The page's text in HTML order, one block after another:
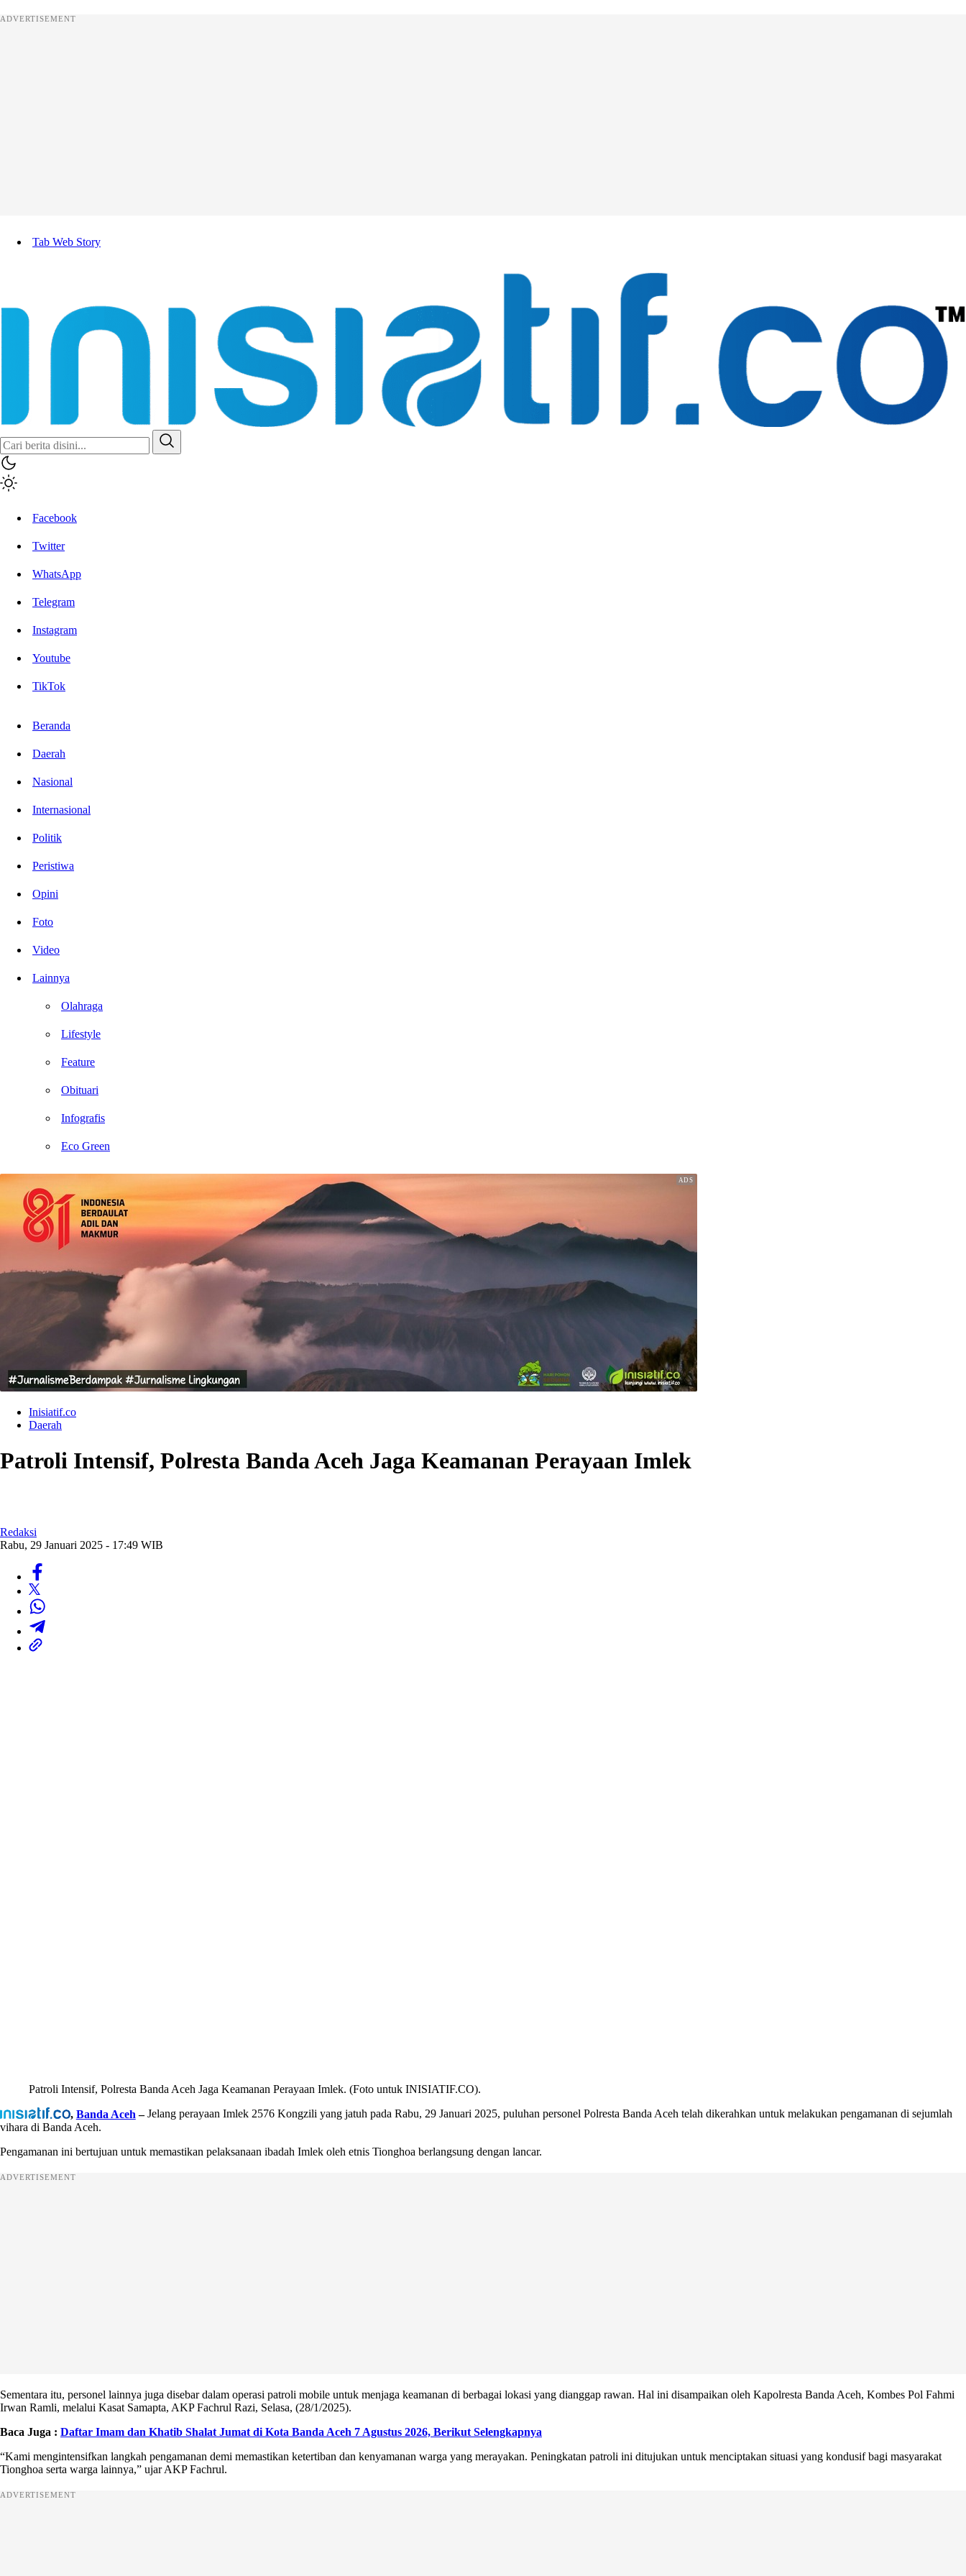
ADVERTISEMENT
Tab Web Story
Facebook
Twitter
WhatsApp
Telegram
Instagram
Youtube
TikTok
Beranda
Daerah
Nasional
Internasional
Politik
Peristiwa
Opini
Foto
Video
Lainnya
Olahraga
Lifestyle
Feature
Obituari
Infografis
Eco Green
Inisiatif.co
Daerah
Patroli Intensif, Polresta Banda Aceh Jaga Keamanan Perayaan Imlek
Redaksi
Rabu, 29 Januari 2025 - 17:49 WIB
Patroli Intensif, Polresta Banda Aceh Jaga Keamanan Perayaan Imlek. (Foto untuk INISIATIF.CO).
, Banda Aceh –Jelang perayaan Imlek 2576 Kongzili yang jatuh pada Rabu, 29 Januari 2025, puluhan personel Polresta Banda Aceh telah dikerahkan untuk melakukan pengamanan di sejumlah
vihara di Banda Aceh.
Pengamanan ini bertujuan untuk memastikan pelaksanaan ibadah Imlek oleh etnis Tionghoa berlangsung dengan lancar.
ADVERTISEMENT
Sementara itu, personel lainnya juga disebar dalam operasi patroli mobile untuk menjaga keamanan di berbagai lokasi yang dianggap rawan. Hal ini disampaikan oleh Kapolresta Banda Aceh, Kombes Pol Fahmi
Irwan Ramli, melalui Kasat Samapta, AKP Fachrul Razi, Selasa, (28/1/2025).
Baca Juga : Daftar Imam dan Khatib Shalat Jumat di Kota Banda Aceh 7 Agustus 2026, Berikut Selengkapnya
“Kami mengintensifkan langkah pengamanan demi memastikan ketertiban dan kenyamanan warga yang merayakan. Peningkatan patroli ini ditujukan untuk menciptakan situasi yang kondusif bagi masyarakat
Tionghoa serta warga lainnya,” ujar AKP Fachrul.
ADVERTISEMENT